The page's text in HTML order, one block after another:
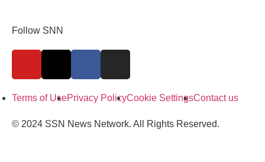
Follow SNN
Terms of UsePrivacy PolicyCookie SettingsContact us
© 2024 SSN News Network. All Rights Reserved.